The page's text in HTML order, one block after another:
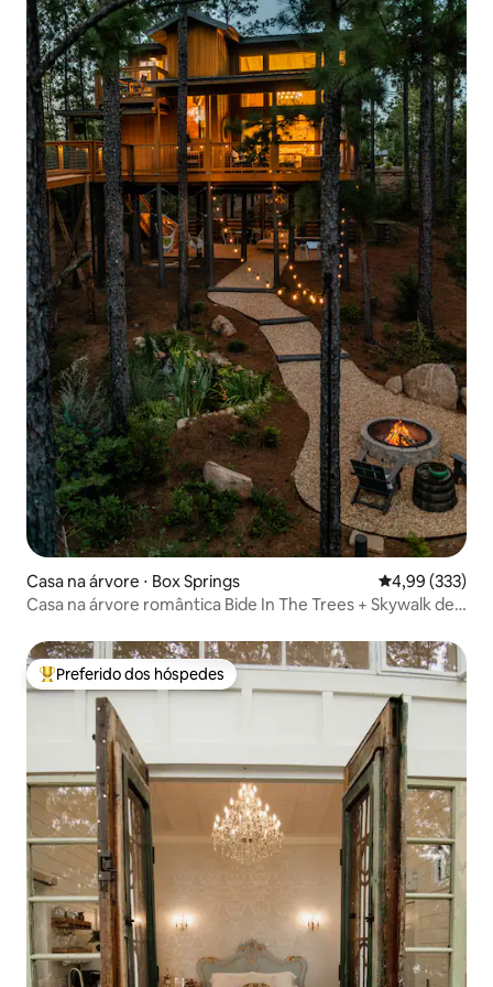
Casa na árvore ⋅ Box Springs 4,99 de uma
4,99 (333)
Casa na árvore romântica Bide In The Trees + Skywalk de
Entre os melhores preferidos dos hóspedes
Preferido dos hóspedes